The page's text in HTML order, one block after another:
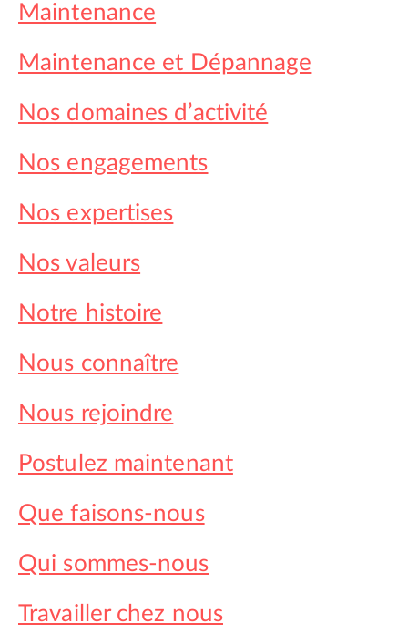
Maintenance
Maintenance et Dépannage
Nos domaines d’activité
Nos engagements
Nos expertises
Nos valeurs
Notre histoire
Nous connaître
Nous rejoindre
Postulez maintenant
Que faisons-nous
Qui sommes-nous
Travailler chez nous